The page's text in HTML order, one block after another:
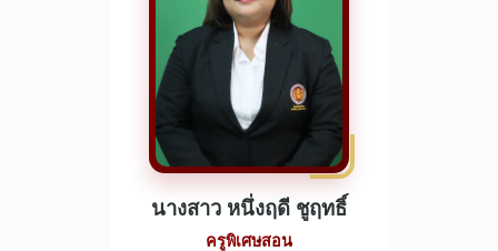
นางสาว หนึ่งฤดี ชูฤทธิ์
ครูพิเศษสอน